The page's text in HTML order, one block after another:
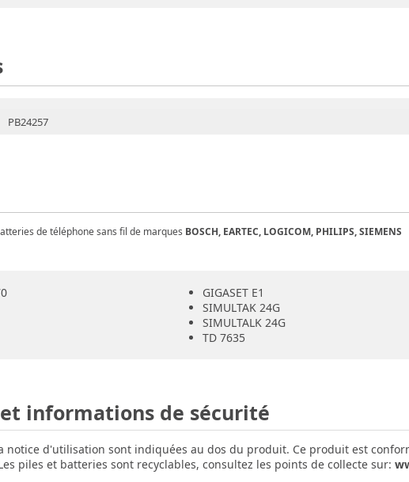
PB24257
de téléphone sans fil de marques BOSCH, EARTEC, LOGICOM, PHILIPS, SIEMENS
GIGASET E1
SIMULTAK 24G
SIMULTALK 24G
TD 7635
informations de sécurité
notice d'utilisation sont indiquées au dos du produit. Ce produit est
piles et batteries sont recyclables, consultez les points de collecte sur: